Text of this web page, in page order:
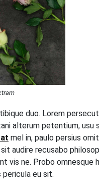
duo. Lorem
alterum petentium,
mel in, paulo persius
audire recusabo
ne. Probo omnesque
eu sit.